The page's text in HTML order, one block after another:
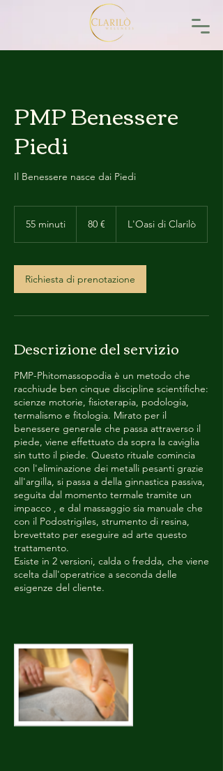
PMP Benessere
Piedi
Il Benessere nasce dai Piedi
55 minuti
i
n
u
i
80 € L'Oasi di Clarilò
Richiesta di prenotazione
Descrizione del servizio
PMP-Phitomassopodia è un metodo che
racchiude ben cinque discipline scientifiche:
scienze motorie, fisioterapia, podologia,
termalismo e fitologia. Mirato per il
benessere generale che passa attraverso il
piede, viene effettuato da sopra la caviglia
sin tutto il piede. Questo rituale comincia
con l'eliminazione dei metalli pesanti grazie
all'argilla, si passa a della ginnastica passiva,
seguita dal momento termale tramite un
impacco , e dal massaggio sia manuale che
con il Podostrigiles, strumento di resina,
brevettato per eseguire ad arte questo
trattamento.
Esiste in 2 versioni, calda o fredda, che viene
scelta dall'operatrice a seconda delle
esigenze del cliente.